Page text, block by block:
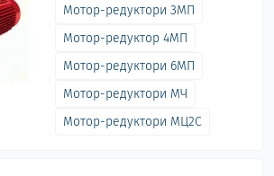
Мотор-редуктори 3МП
Мотор-редуктор 4МП
Мотор-редуктори 6МП
Мотор-редуктори МЧ
Мотор-редуктори МЦ2С